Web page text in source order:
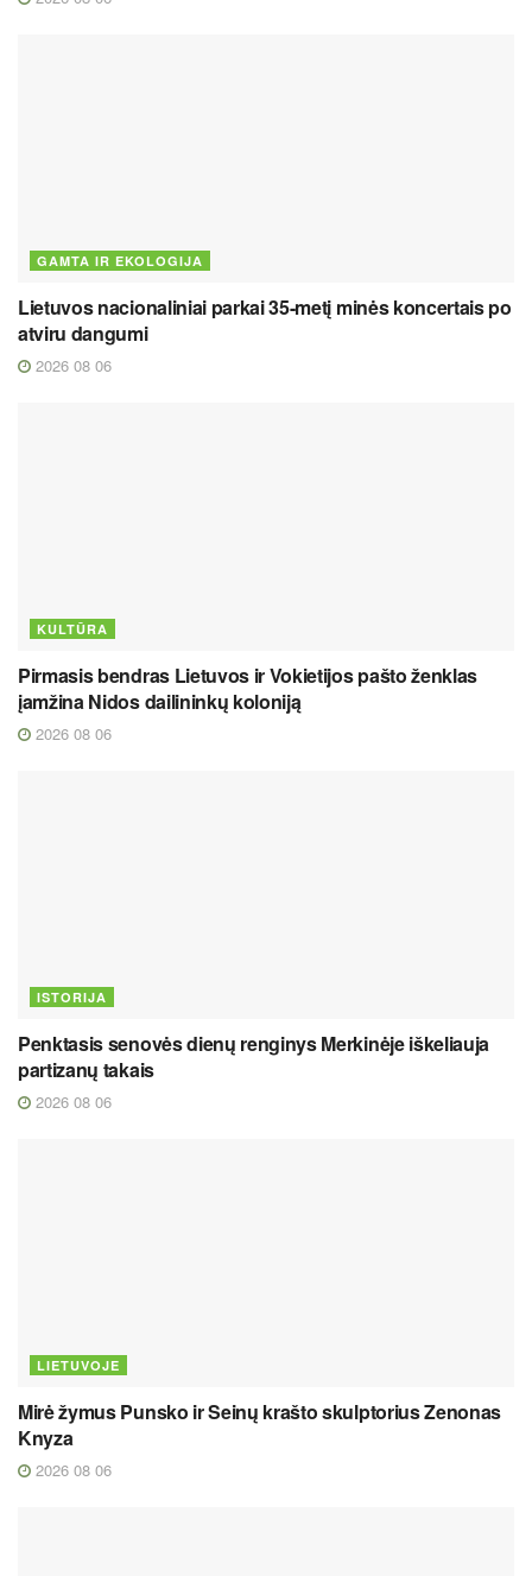
GAMTA IR EKOLOGIJA
Lietuvos nacionaliniai parkai 35-metį minės koncertais po
atviru dangumi
2026 08 06
KULTŪRA
Pirmasis bendras Lietuvos ir Vokietijos pašto ženklas
įamžina Nidos dailininkų koloniją
2026 08 06
ISTORIJA
Penktasis senovės dienų renginys Merkinėje iškeliauja
partizanų takais
2026 08 06
LIETUVOJE
Mirė žymus Punsko ir Seinų krašto skulptorius Zenonas
Knyza
2026 08 06